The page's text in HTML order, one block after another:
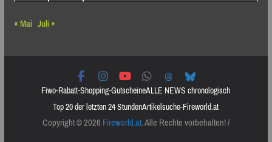
« Mai Juli »
Fiwo-Rabatt-Shopping-GutscheineALLE NEWS chronologisch
Top 20 der letzten 24 StundenArtikelsuche-Fireworld.at
Copyright © 2026Fireworld.at. Alle Rechte vorbehalten! /